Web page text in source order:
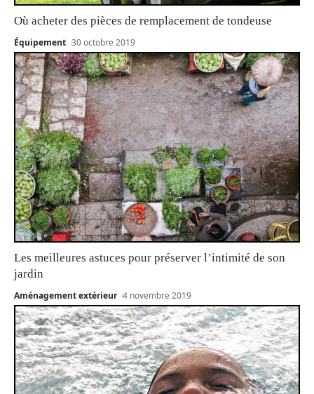
Où acheter des pièces de remplacement de tondeuse
Équipement 30 octobre 2019
Les meilleures astuces pour préserver l’intimité de son
jardin
Aménagement extérieur 4 novembre 2019